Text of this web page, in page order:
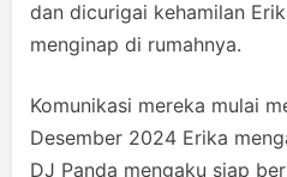
dan dicurigai kehamilan
menginap di rumahnya.
Komunikasi mereka mulai
Desember 2024 Erika
DJ Panda mengaku siap